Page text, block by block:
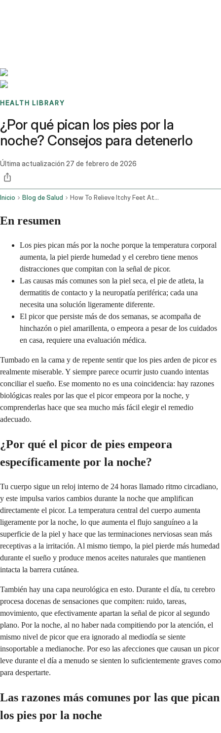
HEALTH LIBRARY
¿Por qué pican los pies por la
noche? Consejos para detenerlo
Última actualización 27 de febrero de 2026
Inicio Blog de Salud How To Relieve Itchy Feet At Night
En resumen
Los pies pican más por la noche porque la temperatura corporal
aumenta, la piel pierde humedad y el cerebro tiene menos
distracciones que compitan con la señal de picor.
Las causas más comunes son la piel seca, el pie de atleta, la
dermatitis de contacto y la neuropatía periférica; cada una
necesita una solución ligeramente diferente.
El picor que persiste más de dos semanas, se acompaña de
hinchazón o piel amarillenta, o empeora a pesar de los cuidados
en casa, requiere una evaluación médica.
Tumbado en la cama y de repente sentir que los pies arden de picor es
realmente miserable. Y siempre parece ocurrir justo cuando intentas
conciliar el sueño. Ese momento no es una coincidencia: hay razones
biológicas reales por las que el picor empeora por la noche, y
comprenderlas hace que sea mucho más fácil elegir el remedio
adecuado.
¿Por qué el picor de pies empeora
específicamente por la noche?
Tu cuerpo sigue un reloj interno de 24 horas llamado ritmo circadiano,
y este impulsa varios cambios durante la noche que amplifican
directamente el picor. La temperatura central del cuerpo aumenta
ligeramente por la noche, lo que aumenta el flujo sanguíneo a la
superficie de la piel y hace que las terminaciones nerviosas sean más
receptivas a la irritación. Al mismo tiempo, la piel pierde más humedad
durante el sueño y produce menos aceites naturales que mantienen
intacta la barrera cutánea.
También hay una capa neurológica en esto. Durante el día, tu cerebro
procesa docenas de sensaciones que compiten: ruido, tareas,
movimiento, que efectivamente apartan la señal de picor al segundo
plano. Por la noche, al no haber nada compitiendo por la atención, el
mismo nivel de picor que era ignorado al mediodía se siente
insoportable a medianoche. Por eso las afecciones que causan un picor
leve durante el día a menudo se sienten lo suficientemente graves como
para despertarte.
Las razones más comunes por las que pican
los pies por la noche